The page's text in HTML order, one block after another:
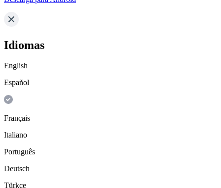
Idiomas
English
Español
Français
Italiano
Português
Deutsch
Türkçe